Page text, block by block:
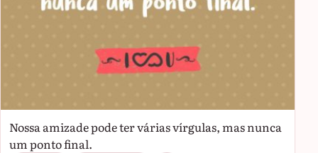
Nossa amizade pode ter várias vírgulas, mas nunca
um ponto final.